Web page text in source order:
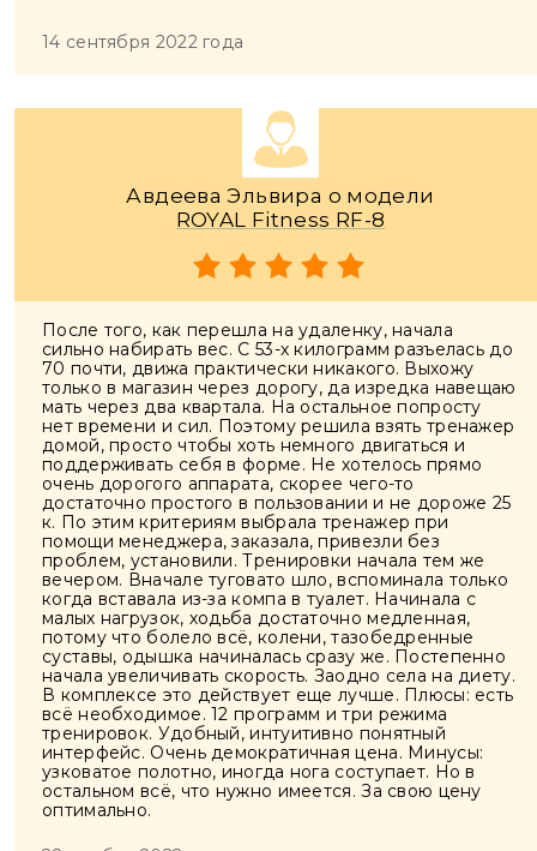
14 сентября 2022 года
Авдеева Эльвира о модели
ROYAL Fitness RF-8
После того, как перешла на удаленку, начала
сильно набирать вес. С 53-х килограмм разъелась до
70 почти, движа практически никакого. Выхожу
только в магазин через дорогу, да изредка навещаю
мать через два квартала. На остальное попросту
нет времени и сил. Поэтому решила взять тренажер
домой, просто чтобы хоть немного двигаться и
поддерживать себя в форме. Не хотелось прямо
очень дорогого аппарата, скорее чего-то
достаточно простого в пользовании и не дороже 25
к. По этим критериям выбрала тренажер при
помощи менеджера, заказала, привезли без
проблем, установили. Тренировки начала тем же
вечером. Вначале туговато шло, вспоминала только
когда вставала из-за компа в туалет. Начинала с
малых нагрузок, ходьба достаточно медленная,
потому что болело всё, колени, тазобедренные
суставы, одышка начиналась сразу же. Постепенно
начала увеличивать скорость. Заодно села на диету.
В комплексе это действует еще лучше. Плюсы: есть
всё необходимое. 12 программ и три режима
тренировок. Удобный, интуитивно понятный
интерфейс. Очень демократичная цена. Минусы:
узковатое полотно, иногда нога соступает. Но в
остальном всё, что нужно имеется. За свою цену
оптимально.